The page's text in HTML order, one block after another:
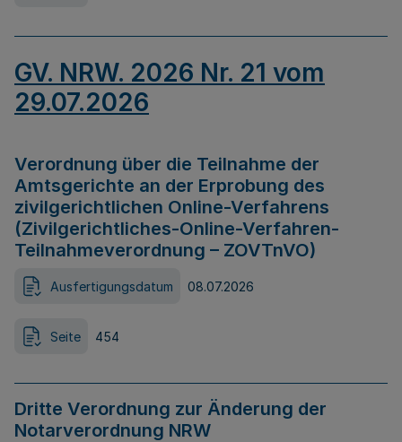
GV. NRW. 2026 Nr. 21 vom
29.07.2026
Verordnung über die Teilnahme der
Amtsgerichte an der Erprobung des
zivilgerichtlichen Online-Verfahrens
(Zivilgerichtliches-Online-Verfahren-
Teilnahmeverordnung – ZOVTnVO)
Ausfertigungsdatum 08.07.2026
Seite 454
Dritte Verordnung zur Änderung der
Notarverordnung NRW